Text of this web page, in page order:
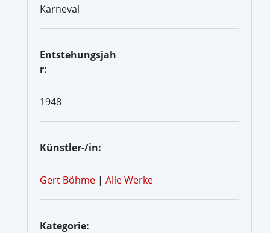
Karneval
Entstehungsjah
r:
1948
Künstler-/in:
Gert Böhme | Alle Werke
Kategorie: